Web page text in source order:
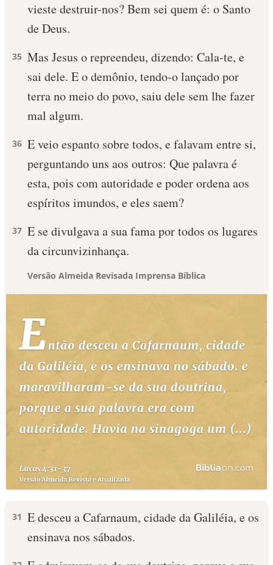
vieste destruir-nos? Bem sei quem é: o Santo
de Deus.
35 Mas Jesus o repreendeu, dizendo: Cala-te, e
sai dele. E o demônio, tendo-o lançado por
terra no meio do povo, saiu dele sem lhe fazer
mal algum.
36 E veio espanto sobre todos, e falavam entre si,
perguntando uns aos outros: Que palavra é
esta, pois com autoridade e poder ordena aos
espíritos imundos, e eles saem?
37 E se divulgava a sua fama por todos os lugares
da circunvizinhança.
Versão Almeida Revisada Imprensa Bíblica
31 E desceu a Cafarnaum, cidade da Galiléia, e os
ensinava nos sábados.